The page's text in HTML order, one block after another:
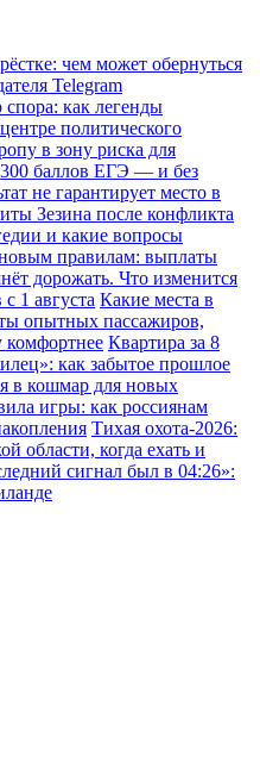
чем может обернуться
Telegram
как легенды
политического
в зону риска для
300 баллов ЕГЭ — и без
не гарантирует место в
Зезина после конфликта
и какие вопросы
правилам: выплаты
дорожать. Что изменится
1 августа Какие места в
опытных пассажиров,
комфортнее Квартира за 8
как забытое прошлое
в кошмар для новых
игры: как россиянам
Тихая охота-2026:
области, когда ехать и
сигнал был в 04:26»: